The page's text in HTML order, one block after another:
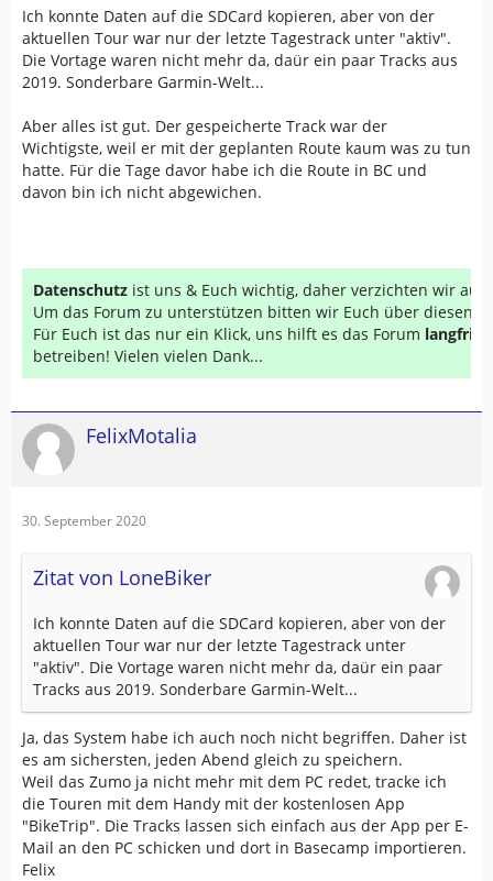
Ich konnte Daten auf die SDCard kopieren, aber von der
aktuellen Tour war nur der letzte Tagestrack unter "aktiv".
Die Vortage waren nicht mehr da, daür ein paar Tracks aus
2019. Sonderbare Garmin-Welt...
Aber alles ist gut. Der gespeicherte Track war der
Wichtigste, weil er mit der geplanten Route kaum was zu tun
hatte. Für die Tage davor habe ich die Route in BC und
davon bin ich nicht abgewichen.
Datenschutz ist uns & Euch wichtig, daher verzichten wir auf
Um das Forum zu unterstützen bitten wir Euch über diesen
Für Euch ist das nur ein Klick, uns hilft es das Forum
betreiben! Vielen vielen Dank...
FelixMotalia
30. September 2020
Zitat von LoneBiker
Ich konnte Daten auf die SDCard kopieren, aber von der
aktuellen Tour war nur der letzte Tagestrack unter
"aktiv". Die Vortage waren nicht mehr da, daür ein paar
Tracks aus 2019. Sonderbare Garmin-Welt...
Ja, das System habe ich auch noch nicht begriffen. Daher ist
es am sichersten, jeden Abend gleich zu speichern.
Weil das Zumo ja nicht mehr mit dem PC redet, tracke ich
die Touren mit dem Handy mit der kostenlosen App
"BikeTrip". Die Tracks lassen sich einfach aus der App per E-
Mail an den PC schicken und dort in Basecamp importieren.
Felix